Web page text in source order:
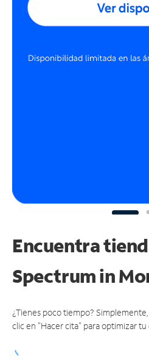
Encuentra
Spectrumin
¿Tienes poco tiempo?
clic en "Hacer cita" para optimizar tu